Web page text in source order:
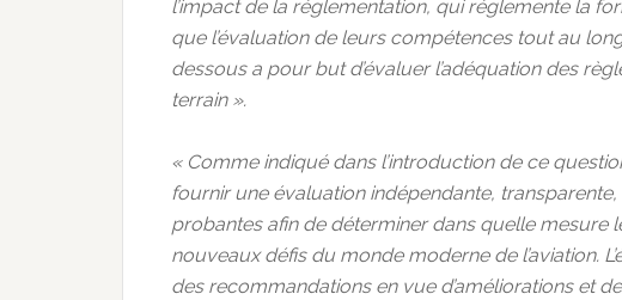
l’impact de la réglementation, qui réglemente la
que l’évaluation de leurs compétences tout au
dessous a pour but d’évaluer l’adéquation des
terrain ».
« Comme indiqué dans l’introduction de ce
fournir une évaluation indépendante,
probantes afin de déterminer dans quelle mesure
nouveaux défis du monde moderne de l’aviation.
des recommandations en vue d’améliorations et